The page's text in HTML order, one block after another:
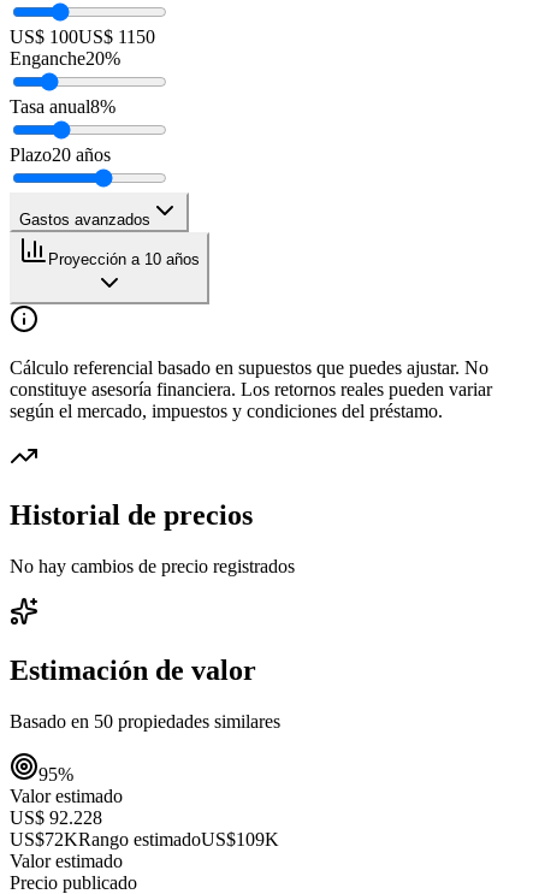
US$ 100US$ 1150
Enganche20%
Tasa anual8%
Plazo20 años
Gastos avanzados
Proyección a 10 años
Cálculo referencial basado en supuestos que puedes ajustar. No
constituye asesoría financiera. Los retornos reales pueden variar
según el mercado, impuestos y condiciones del préstamo.
Historial de precios
No hay cambios de precio registrados
Estimación de valor
Basado en 50 propiedades similares
95%
Valor estimado
US$ 92.228
US$72KRango estimadoUS$109K
Valor estimado
Precio publicado